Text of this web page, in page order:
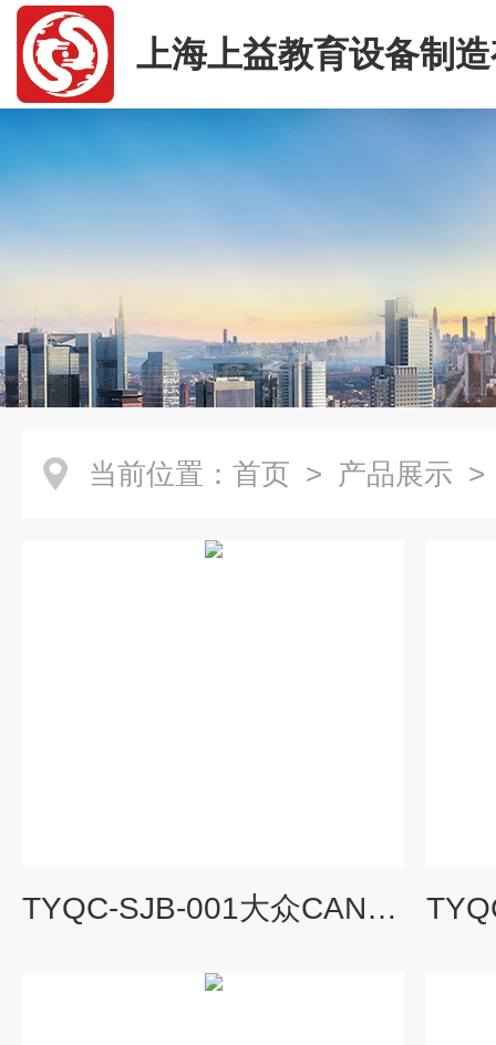
上海上益教育设备制
司
当前位置： 首页 > 产品展示
TYQC-SJB-001大众CAN数据传输网络系统示教板|汽车示教板